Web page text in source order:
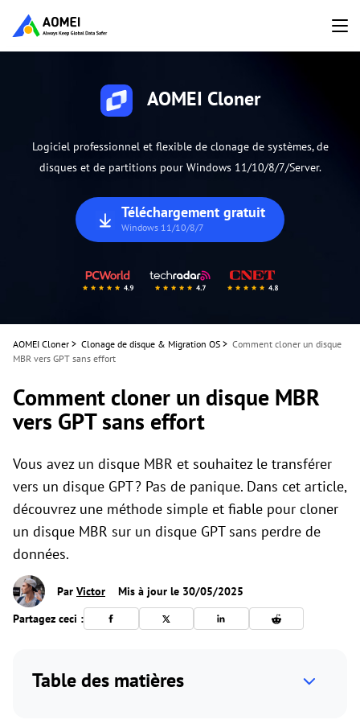
AOMEI Cloner
Logiciel professionnel et flexible de clonage de systèmes, de
disques et de partitions pour Windows 11/10/8/7/Server.
Téléchargement gratuit
Windows 11/10/8/7
AOMEI Cloner > Clonage de disque & Migration OS > Comment cloner un disque
MBR vers GPT sans effort
Comment cloner un disque MBR
vers GPT sans effort
Vous avez un disque MBR et souhaitez le transférer
vers un disque GPT ? Pas de panique. Dans cet article,
découvrez une méthode simple et fiable pour cloner
un disque MBR sur un disque GPT sans perdre de
données.
Par Victor
Mis à jour le 30/05/2025
Partagez ceci :
Table des matières